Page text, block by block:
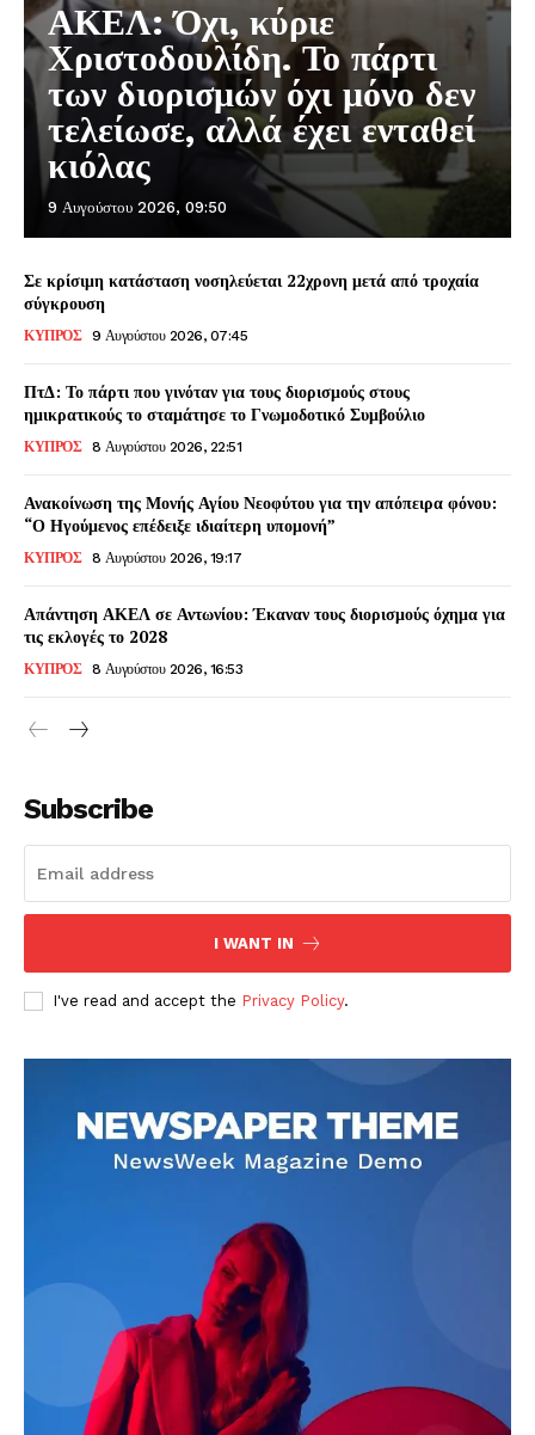
ΑΚΕΛ: Όχι, κύριε
Χριστοδουλίδη. Το πάρτι
των διορισμών όχι μόνο δεν
τελείωσε, αλλά έχει ενταθεί
κιόλας
9 Αυγούστου 2026, 09:50
Σε κρίσιμη κατάσταση νοσηλεύεται 22χρονη μετά από τροχαία
σύγκρουση
ΚΥΠΡΟΣ 9 Αυγούστου 2026, 07:45
ΠτΔ: Το πάρτι που γινόταν για τους διορισμούς στους
ημικρατικούς το σταμάτησε το Γνωμοδοτικό Συμβούλιο
ΚΥΠΡΟΣ 8 Αυγούστου 2026, 22:51
Ανακοίνωση της Μονής Αγίου Νεοφύτου για την απόπειρα φόνου:
“Ο Ηγούμενος επέδειξε ιδιαίτερη υπομονή”
ΚΥΠΡΟΣ 8 Αυγούστου 2026, 19:17
Απάντηση ΑΚΕΛ σε Αντωνίου: Έκαναν τους διορισμούς όχημα για
τις εκλογές το 2028
ΚΥΠΡΟΣ 8 Αυγούστου 2026, 16:53
Subscribe
I WANT IN
I've read and accept the Privacy Policy.